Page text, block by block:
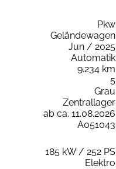
Pkw
Geländewagen
Jun / 2025
Automatik
9.234 km
5
Grau
Zentrallager
ab ca. 11.08.2026
A051043
185 kW / 252 PS
Elektro